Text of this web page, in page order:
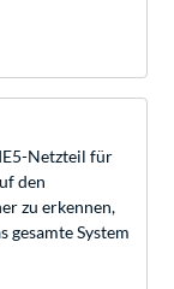
Netzteil für
den
zu erkennen,
gesamte System